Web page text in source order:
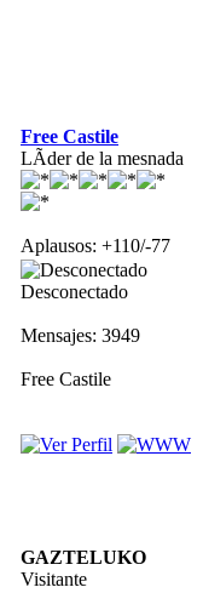
Free Castile
LÃ­der de la mesnada
Aplausos: +110/-77
Desconectado
Mensajes: 3949
Free Castile
GAZTELUKO
Visitante